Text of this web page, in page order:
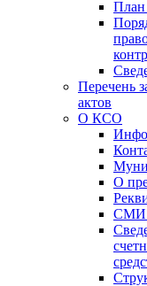
План
Перечень
актов
О КСО
О
СМИ